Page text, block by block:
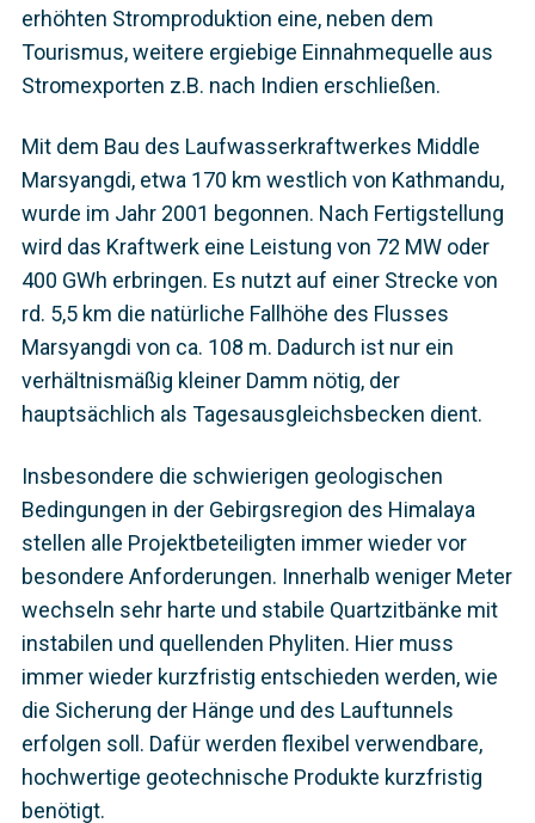
erhöhten Stromproduktion eine, neben dem
Tourismus, weitere ergiebige Einnahmequelle aus
Stromexporten z.B. nach Indien erschließen.
Mit dem Bau des Laufwasserkraftwerkes Middle
Marsyangdi, etwa 170 km westlich von Kathmandu,
wurde im Jahr 2001 begonnen. Nach Fertigstellung
wird das Kraftwerk eine Leistung von 72 MW oder
400 GWh erbringen. Es nutzt auf einer Strecke von
rd. 5,5 km die natürliche Fallhöhe des Flusses
Marsyangdi von ca. 108 m. Dadurch ist nur ein
verhältnismäßig kleiner Damm nötig, der
hauptsächlich als Tagesausgleichsbecken dient.
Insbesondere die schwierigen geologischen
Bedingungen in der Gebirgsregion des Himalaya
stellen alle Projektbeteiligten immer wieder vor
besondere Anforderungen. Innerhalb weniger Meter
wechseln sehr harte und stabile Quartzitbänke mit
instabilen und quellenden Phyliten. Hier muss
immer wieder kurzfristig entschieden werden, wie
die Sicherung der Hänge und des Lauftunnels
erfolgen soll. Dafür werden flexibel verwendbare,
hochwertige geotechnische Produkte kurzfristig
benötigt.